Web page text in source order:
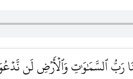
رَبُّ ٱلسَّمَٰوَٰتِ وَٱلۡأَرۡضِ لَن